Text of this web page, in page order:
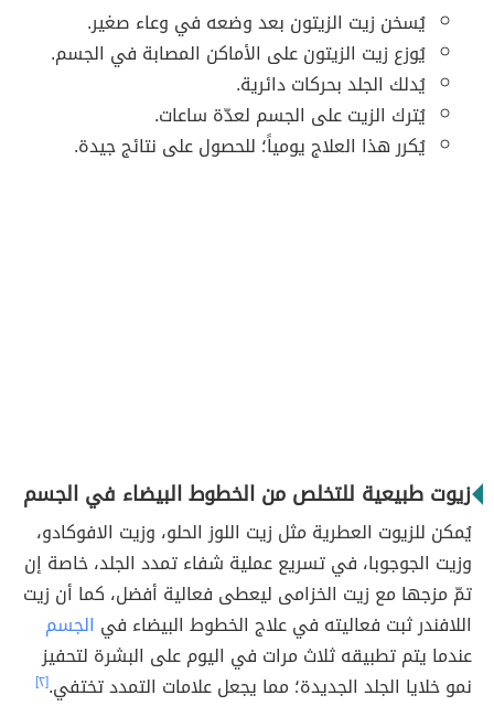
يُسخن زيت الزيتون بعد وضعه في وعاء صغير.
يُوزع زيت الزيتون على الأماكن المصابة في الجسم.
يُدلك الجلد بحركات دائرية.
يُترك الزيت على الجسم لعدّة ساعات.
يُكرر هذا العلاج يومياً؛ للحصول على نتائج جيدة.
زيوت طبيعية للتخلص من الخطوط البيضاء في الجسم
يُمكن للزيوت العطرية مثل زيت اللوز الحلو، وزيت الافوكادو،
وزيت الجوجوبا، في تسريع عملية شفاء تمدد الجلد، خاصة إن
تمّ مزجها مع زيت الخزامى ليعطى فعالية أفضل، كما أن زيت
اللافندر ثبت فعاليته في علاج الخطوط البيضاء في الجسم
عندما يتم تطبيقه ثلاث مرات في اليوم على البشرة لتحفيز
نمو خلايا الجلد الجديدة؛ مما يجعل علامات التمدد تختفي.[٢]